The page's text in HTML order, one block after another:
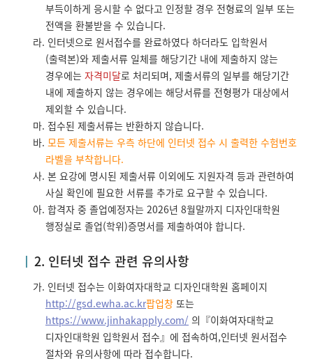
부득이하게 응시할 수 없다고 인정할 경우 전형료의 일부 또는
전액을 환불받을 수 있습니다.
라. 인터넷으로 원서접수를 완료하였다 하더라도 입학원서
(출력본)와 제출서류 일체를 해당기간 내에 제출하지 않는
경우에는 자격미달로 처리되며, 제출서류의 일부를 해당기간
내에 제출하지 않는 경우에는 해당서류를 전형평가 대상에서
제외할 수 있습니다.
마. 접수된 제출서류는 반환하지 않습니다.
바. 모든 제출서류는 우측 하단에 인터넷 접수 시 출력한 수험번호
라벨을 부착합니다.
사. 본 요강에 명시된 제출서류 이외에도 지원자격 등과 관련하여
사실 확인에 필요한 서류를 추가로 요구할 수 있습니다.
아. 합격자 중 졸업예정자는 2026년 8월말까지 디자인대학원
행정실로 졸업(학위)증명서를 제출하여야 합니다.
2. 인터넷 접수 관련 유의사항
가. 인터넷 접수는 이화여자대학교 디자인대학원 홈페이지
http://gsd.ewha.ac.kr팝업창 또는
https://www.jinhakapply.com/ 의『이화여자대학교
디자인대학원 입학원서 접수』에 접속하여,인터넷 원서접수
절차와 유의사항에 따라 접수합니다.